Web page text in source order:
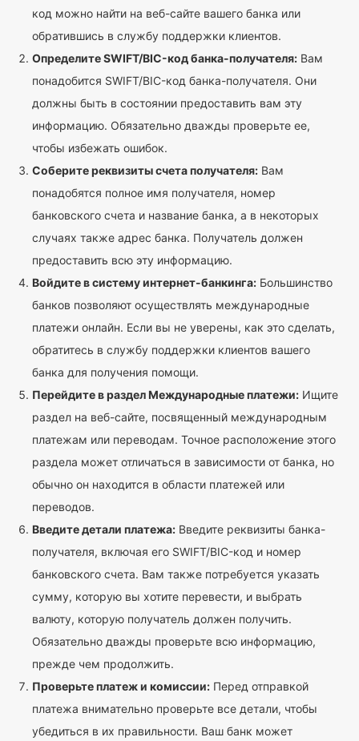
код можно найти на веб-сайте вашего банка или
обратившись в службу поддержки клиентов.
Определите SWIFT/BIC-код банка-получателя: Вам
понадобится SWIFT/BIC-код банка-получателя. Они
должны быть в состоянии предоставить вам эту
информацию. Обязательно дважды проверьте ее,
чтобы избежать ошибок.
Соберите реквизиты счета получателя: Вам
понадобятся полное имя получателя, номер
банковского счета и название банка, а в некоторых
случаях также адрес банка. Получатель должен
предоставить всю эту информацию.
Войдите в систему интернет-банкинга: Большинство
банков позволяют осуществлять международные
платежи онлайн. Если вы не уверены, как это сделать,
обратитесь в службу поддержки клиентов вашего
банка для получения помощи.
Перейдите в раздел Международные платежи: Ищите
раздел на веб-сайте, посвященный международным
платежам или переводам. Точное расположение этого
раздела может отличаться в зависимости от банка, но
обычно он находится в области платежей или
переводов.
Введите детали платежа: Введите реквизиты банка-
получателя, включая его SWIFT/BIC-код и номер
банковского счета. Вам также потребуется указать
сумму, которую вы хотите перевести, и выбрать
валюту, которую получатель должен получить.
Обязательно дважды проверьте всю информацию,
прежде чем продолжить.
Проверьте платеж и комиссии: Перед отправкой
платежа внимательно проверьте все детали, чтобы
убедиться в их правильности. Ваш банк может